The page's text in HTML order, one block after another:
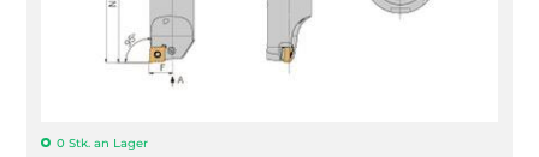
0 Stk. an Lager